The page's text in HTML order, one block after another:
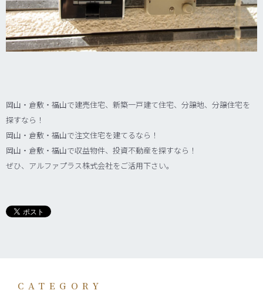
岡山・倉敷・福山で建売住宅、新築一戸建て住宅、分譲地、分譲住宅を
探すなら！
岡山・倉敷・福山で注文住宅を建てるなら！
岡山・倉敷・福山で収益物件、投資不動産を探すなら！
ぜひ、アルファプラス株式会社をご活用下さい。
CATEGORY